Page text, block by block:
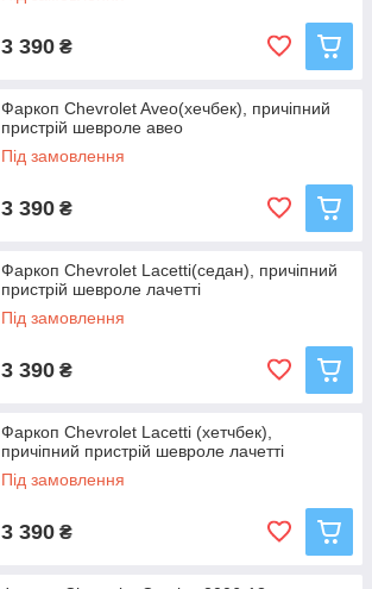
3 390 ₴
Фаркоп Chevrolet Aveo(хечбек), причіпний
пристрій шевроле авео
Під замовлення
3 390 ₴
Фаркоп Chevrolet Lacetti(седан), причіпний
пристрій шевроле лачетті
Під замовлення
3 390 ₴
Фаркоп Chevrolet Lacetti (хетчбек),
причіпний пристрій шевроле лачетті
Під замовлення
3 390 ₴